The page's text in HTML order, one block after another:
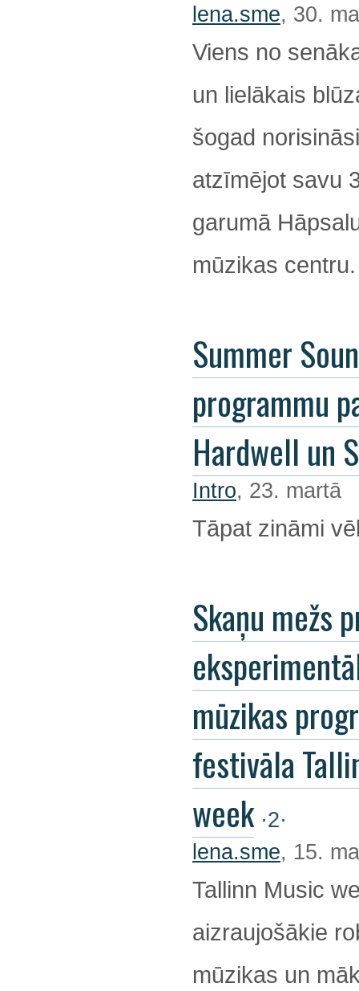
lena.sme, 30.
Viens no
un lielākais
šogad
atzīmējot savu
garumā
mūzikas centru.
Summer
programmu
Hardwell un
Intro, 23. martā
Tāpat zināmi
Skaņu mežs
mūzikas
festivāla
week ·2·
lena.sme, 15.
Tallinn Music
aizraujošākie
mūzikas un